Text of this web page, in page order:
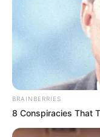
BRAINBERRIES
8 Conspiracies That